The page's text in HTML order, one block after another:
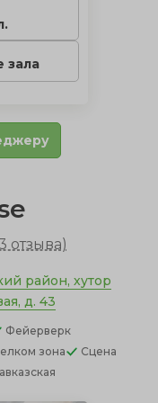
зала
отзыва)
район, хутор
д. 43
Фейерверк
зона
Сцена